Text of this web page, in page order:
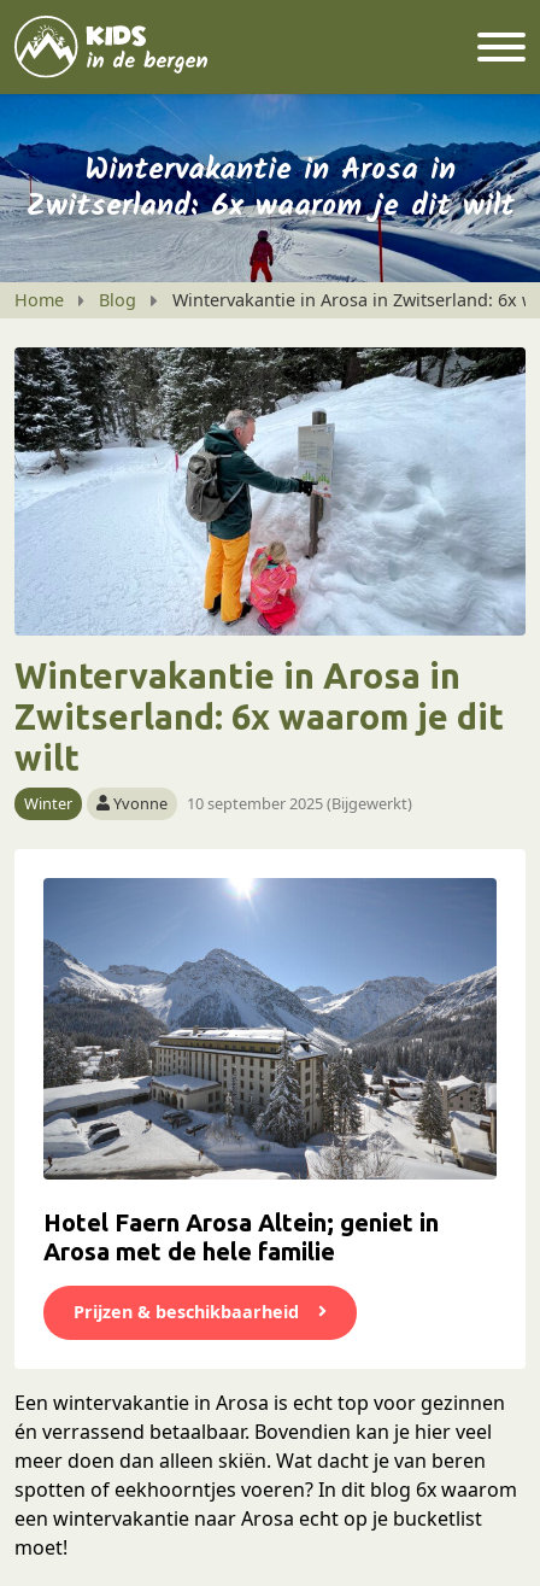
Wintervakantie in Arosa in
Zwitserland: 6x waarom je dit wilt
Home Blog Wintervakantie in Arosa in Zwitserland: 6x
Wintervakantie in Arosa in
Zwitserland: 6x waarom je dit
wilt
Winter Yvonne 10 september 2025 (Bijgewerkt)
Hotel Faern Arosa Altein; geniet in
Arosa met de hele familie
Prijzen & beschikbaarheid
Een wintervakantie in Arosa is echt top voor gezinnen
én verrassend betaalbaar. Bovendien kan je hier veel
meer doen dan alleen skiën. Wat dacht je van beren
spotten of eekhoorntjes voeren? In dit blog 6x waarom
een wintervakantie naar Arosa echt op je bucketlist
moet!